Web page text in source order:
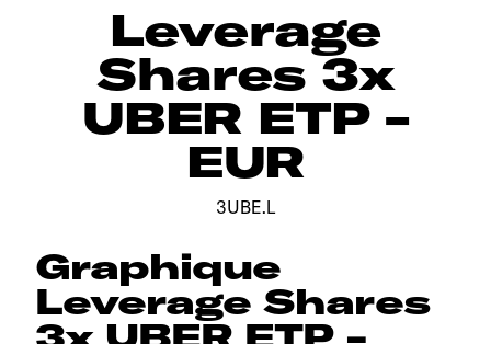
Leverage
Shares 3x
UBER ETP -
EUR
3UBE.L
Graphique
Leverage Shares